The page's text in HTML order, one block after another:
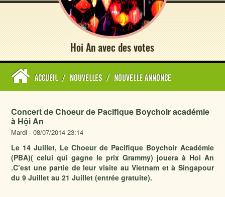
Hoi An avec des votes
ACCUEIL / NOUVELLES / NOUVELLE ANNONCE
Concert de Choeur de Pacifique Boychoir académie
à Hội An
Mardi - 08/07/2014 23:14
Le 14 Juillet, Le Choeur de Pacifique Boychoir Académie
(PBA)( celui qui gagne le prix Grammy) jouera à Hoi An
.C’est une partie de leur visite au Vietnam et à Singapour
du 9 Juillet au 21 Juillet (entrée gratuite).